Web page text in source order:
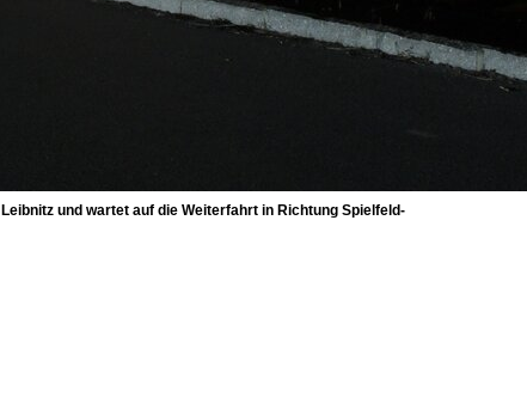
und wartet auf die Weiterfahrt in Richtung Spielfeld-